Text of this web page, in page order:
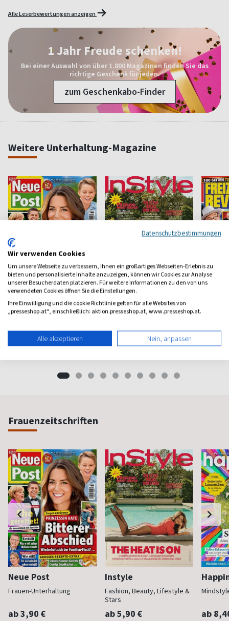
Alle Leserbewertungen anzeigen
1 Jahr Freude schenken!
Bei einer Auswahl von über 1.800 Magazinen finden Sie das
richtige Geschenk für jeden.
zum Geschenkabo-Finder
Weitere Unterhaltung-Magazine
Neue Post
ab 3,90 €
Instyle
Frauenzeitschriften
Neue Post
Frauen-Unterhaltung
ab 3,90 €
Instyle
Fashion, Beauty, Lifestyle &
Stars
ab 5,90 € ab
Datenschutzbestimmungen
Wir verwenden Cookies
Um unsere Webseite zu verbessern, Ihnen ein großartiges Webseiten-Erlebnis zu
bieten und personalisierte Inhalte anzuzeigen, können wir Cookies zur Analyse
unserer Besucherdaten platzieren. Für weitere Informationen zu den von uns
verwendeten Cookies öffnen Sie die Einstellungen.
Ihre Einwilligung und die cookie Richtlinie gelten für alle Websites von
„presseshop.at“, einschließlich: aktion.presseshop.at, www.presseshop.at.
Alle akzeptieren Nein, anpassen